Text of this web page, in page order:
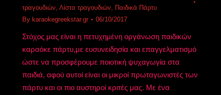
τραγουδιών Λίστα τραγουδιών
Παιδικά Πάρτυ
By karaokegreekstar.gr 06/10/2017
Στόχος μας είναι η πετυχημένη οργάνωση παιδικών
καραόκε πάρτυ,με ευσυνειδησία και επαγγελματισμό
ώστε να προσφέρουμε ποιοτική ψυχαγωγία στα
παιδιά, αφού αυτοί είναι οι μικροί πρωταγωνιστές των
πάρτυ και οι πιο αυστηροί κριτές μας. Με ένα